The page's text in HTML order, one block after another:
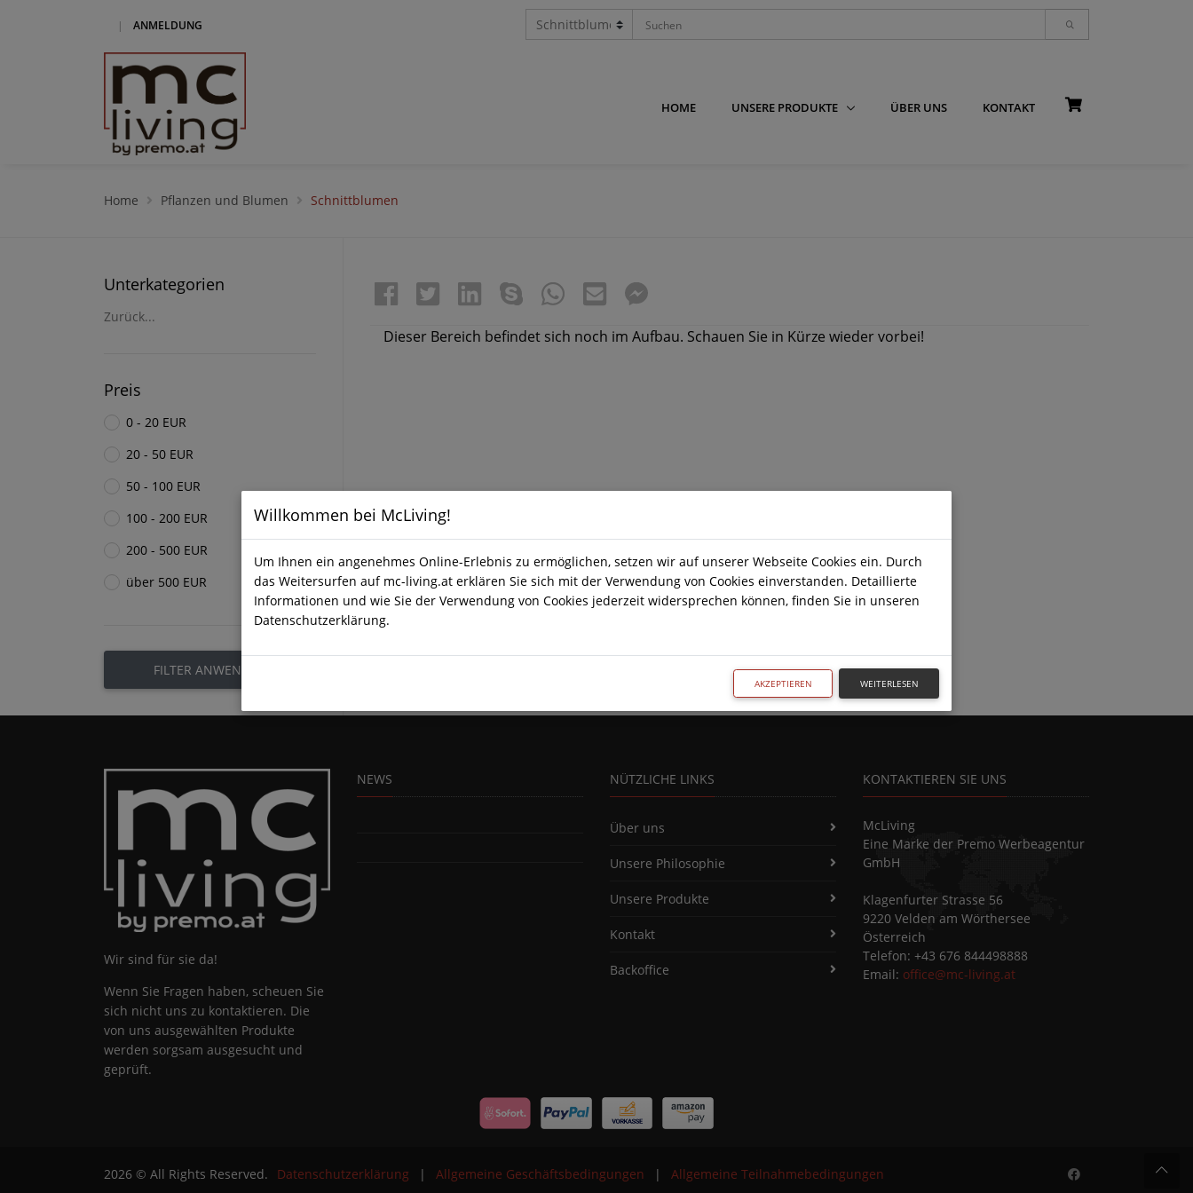
| ANMELDUNG
HOME UNSERE PRODUKTE ÜBER UNS KONTAKT
Home Pflanzen und Blumen Schnittblumen
Dieser Bereich befindet sich noch im Aufbau. Schauen Sie in Kürze wieder vorbei!
Unterkategorien
Zurück...
Preis
0 - 20 EUR
20 - 50 EUR
50 - 100 EUR
100 - 200 EUR
200 - 500 EUR
über 500 EUR
FILTER ANWENDEN
Wir sind für sie da!
Wenn Sie Fragen haben, scheuen Sie
sich nicht uns zu kontaktieren. Die
von uns ausgewählten Produkte
werden sorgsam ausgesucht und
geprüft.
NEWS NÜTZLICHE LINKS
Über uns
Unsere Philosophie
Unsere Produkte
Kontakt
Backoffice
KONTAKTIEREN SIE UNS
McLiving
Eine Marke der Premo Werbeagentur
GmbH
Klagenfurter Strasse 56
9220 Velden am Wörthersee
Österreich
Telefon: +43 676 844498888
Email: office@mc-living.at
2026 © All Rights Reserved. Datenschutzerklärung | Allgemeine Geschäftsbedingungen | Allgemeine Teilnahmebedingungen
Willkommen bei McLiving!
Um Ihnen ein angenehmes Online-Erlebnis zu ermöglichen, setzen wir auf unserer Webseite Cookies ein. Durch
das Weitersurfen auf mc-living.at erklären Sie sich mit der Verwendung von Cookies einverstanden. Detaillierte
Informationen und wie Sie der Verwendung von Cookies jederzeit widersprechen können, finden Sie in unseren
Datenschutzerklärung.
AKZEPTIEREN WEITERLESEN